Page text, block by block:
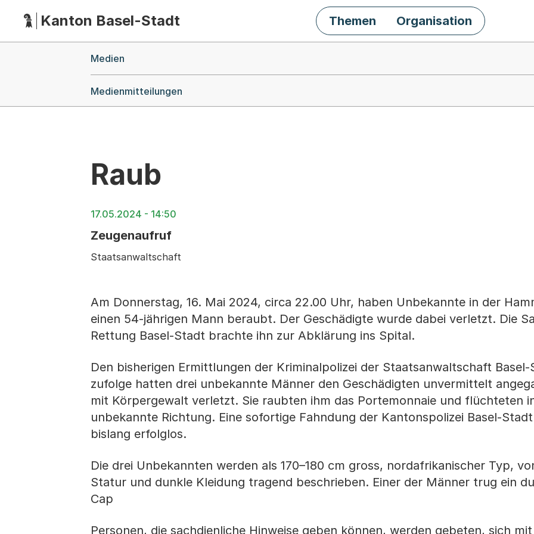
HauptnavigationKanton Basel-Stadt Themen Organisation
Medien
Medienmitteilungen
Raub
17.05.2024 - 14:50
Zeugenaufruf
Staatsanwaltschaft
Am Donnerstag, 16. Mai 2024, circa 22.00 Uhr, haben Unbekannte in der
einen 54-jährigen Mann beraubt. Der Geschädigte wurde dabei verletzt. Die
Rettung Basel-Stadt brachte ihn zur Abklärung ins Spital.
Den bisherigen Ermittlungen der Kriminalpolizei der Staatsanwaltschaft
zufolge hatten drei unbekannte Männer den Geschädigten unvermittelt
mit Körpergewalt verletzt. Sie raubten ihm das Portemonnaie und flüchteten
unbekannte Richtung. Eine sofortige Fahndung der Kantonspolizei Basel-
bislang erfolglos.
Die drei Unbekannten werden als 170–180 cm gross, nordafrikanischer Typ,
Statur und dunkle Kleidung tragend beschrieben. Einer der Männer trug ein
Cap
Personen, die sachdienliche Hinweise geben können, werden gebeten, sich